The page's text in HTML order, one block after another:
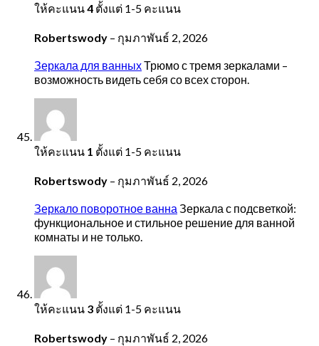
ให้คะแนน4 ตั้งแต่ 1-5 คะแนน
Robertswody – กุมภาพันธ์ 2, 2026
Зеркала для ванныхТрюмо с тремя зеркалами –
возможность видеть себя со всех сторон.
ให้คะแนน 1 ตั้งแต่ 1-5 คะแนน
Robertswody – กุมภาพันธ์ 2, 2026
Зеркало поворотное ванна Зеркала с подсветкой:
функциональное и стильное решение для ванной
комнаты и не только.
ให้คะแนน 3 ตั้งแต่ 1-5 คะแนน
Robertswody – กุมภาพันธ์ 2, 2026